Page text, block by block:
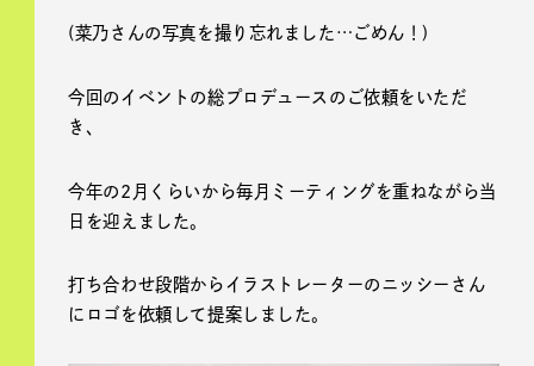
(菜乃さんの写真を撮り忘れました…ごめん！)
今回のイベントの総プロデュースのご依頼をいただ
き、
今年の2月くらいから毎月ミーティングを重ねながら当
日を迎えました。
打ち合わせ段階からイラストレーターのニッシーさん
にロゴを依頼して提案しました。